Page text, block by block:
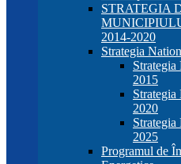
STRATEGIA
2014-2020
Strategia
2015
2020
2025
Programul de